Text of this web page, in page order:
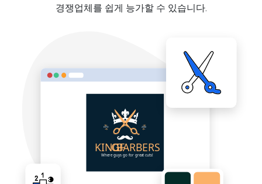
경쟁업체를 쉽게 능가할 수 있습니다.